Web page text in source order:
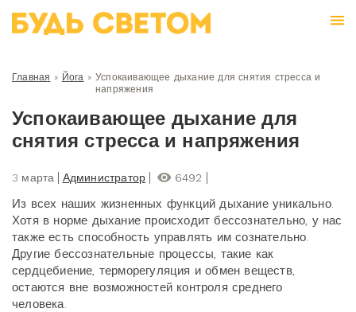
Главная » Йога » Успокаивающее дыхание для снятия стресса и
напряжения
Успокаивающее дыхание для
снятия стресса и напряжения
3 марта Администратор 6492
Из всех наших жизненных функций дыхание уникально.
Хотя в норме дыхание происходит бессознательно, у нас
также есть способность управлять им сознательно.
Другие бессознательные процессы, такие как
сердцебиение, терморегуляция и обмен веществ,
остаются вне возможностей контроля среднего
человека.